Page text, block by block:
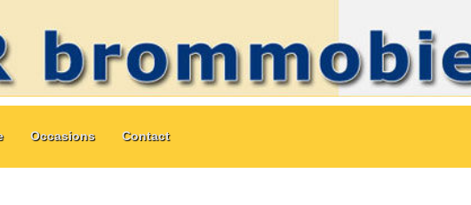
Occasions Contact